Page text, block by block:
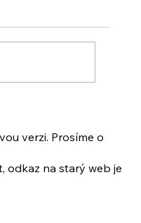
verzi. Prosíme o
odkaz na starý web je